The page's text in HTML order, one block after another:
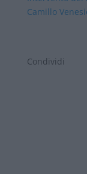
Camillo
Condividi